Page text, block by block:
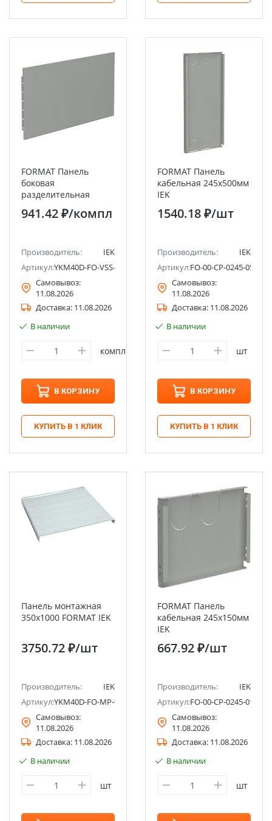
FORMAT Панель
боковая
разделительная
150х400мм (2шт/
компл) IEK
941.42 ₽/компл
Производитель:
IEK
Артикул:YKM40D-FO-VSS-015-040
Самовывоз:
11.08.2026
Доставка: 11.08.2026
В наличии
компл
В КОРЗИНУ
КУПИТЬ В 1 КЛИК
FORMAT Панель
кабельная 245х500мм
IEK
1540.18 ₽/шт
Производитель:
IEK
Артикул:FO-00-CP-0245-050
Самовывоз:
11.08.2026
Доставка: 11.08.2026
В наличии
шт
В КОРЗИНУ
КУПИТЬ В 1 КЛИК
Панель монтажная
350х1000 FORMAT IEK
3750.72 ₽/шт
Производитель:
IEK
Артикул:YKM40D-FO-MP-035-100
Самовывоз:
11.08.2026
Доставка: 11.08.2026
В наличии
шт
FORMAT Панель
кабельная 245х150мм
IEK
667.92 ₽/шт
Производитель:
IEK
Артикул:FO-00-CP-0245-015
Самовывоз:
11.08.2026
Доставка: 11.08.2026
В наличии
шт